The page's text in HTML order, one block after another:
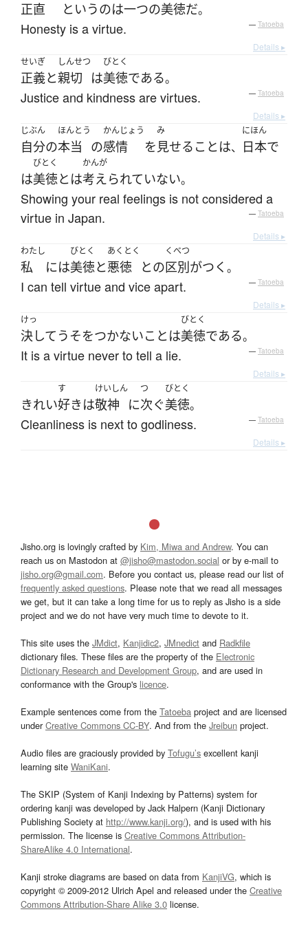
正直 というのは一つの美徳だ。
Honesty is a virtue. — Tatoeba
Details ▸
せいぎ
正義と
しんせつ
親切 は
びとく
美徳である。
Justice and kindness are virtues. — Tatoeba
Details ▸
じぶん
自分の
ほんとう
本当 の
かんじょう
感情 を
み
見せる ことは、
にほん
日本で
は
びとく
美徳とは
かんが
考えられていない。
Showing your real feelings is not considered a
virtue in Japan.
— Tatoeba
Details ▸
わたし
私 には
びとく
美徳と
あくとく
悪徳 との
くべつ
区別がつく 。
I can tell virtue and vice apart. — Tatoeba
Details ▸
けっ
決して うそをつかないことは
びとく
美徳である。
It is a virtue never to tell a lie. — Tatoeba
Details ▸
きれい
す
好きは
けいしん
敬神 に
つ
次ぐ
びとく
美徳。
Cleanliness is next to godliness. — Tatoeba
Details ▸
Jisho.org is lovingly crafted by Kim, Miwa and Andrew. You can
reach us on Mastodon at @jisho@mastodon.social or by e-mail to
jisho.org@gmail.com. Before you contact us, please read our list of
frequently asked questions. Please note that we read all messages
we get, but it can take a long time for us to reply as Jisho is a side
project and we do not have very much time to devote to it.
This site uses the JMdict, Kanjidic2, JMnedict and Radkfile
dictionary files. These files are the property of the Electronic
Dictionary Research and Development Group, and are used in
conformance with the Group's licence.
Example sentences come from the Tatoeba project and are licensed
underCreative Commons CC-BY. And from the Jreibun project.
Audio files are graciously provided by Tofugu’s excellent kanji
learning site WaniKani.
The SKIP (System of Kanji Indexing by Patterns) system for
ordering kanji was developed by Jack Halpern (Kanji Dictionary
Publishing Society at http://www.kanji.org/), and is used with his
permission. The license is Creative Commons Attribution-
ShareAlike 4.0 International.
Kanji stroke diagrams are based on data from KanjiVG, which is
copyright © 2009-2012 Ulrich Apel and released under the Creative
Commons Attribution-Share Alike 3.0 license.